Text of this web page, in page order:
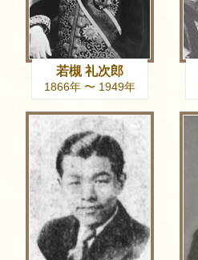
若槻 礼次郎
1866年 〜 1949年